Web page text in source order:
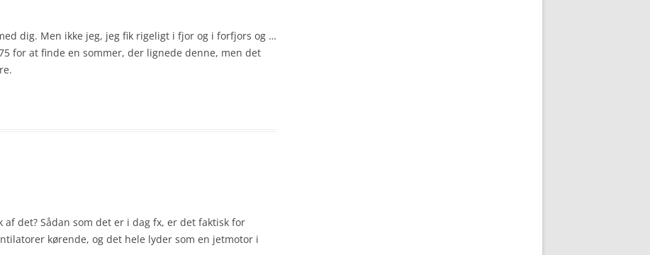
dig. Men ikke jeg, jeg fik rigeligt i fjor og i forfjors og …
for at finde en sommer, der lignede denne, men det
af det? Sådan som det er i dag fx, er det faktisk for
kørende, og det hele lyder som en jetmotor i